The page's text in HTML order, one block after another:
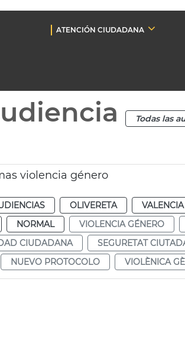
ATENCIÓN CIUDADANA
Todas las
violencia género
OLIVERETA
VALENCIA
NORMAL VIOLENCIA GÉNERO
CIUDADANA SEGURETAT
NUEVO PROTOCOLO VIOLÈNICA